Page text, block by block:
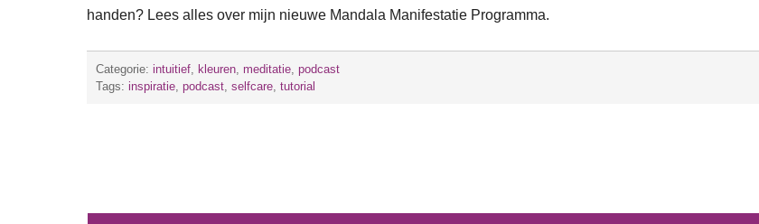
handen? Lees alles over mijn nieuwe Mandala Manifestatie Programma.
Categorie: intuitief kleuren meditatie podcast
Tags: inspiratie podcast selfcare tutorial